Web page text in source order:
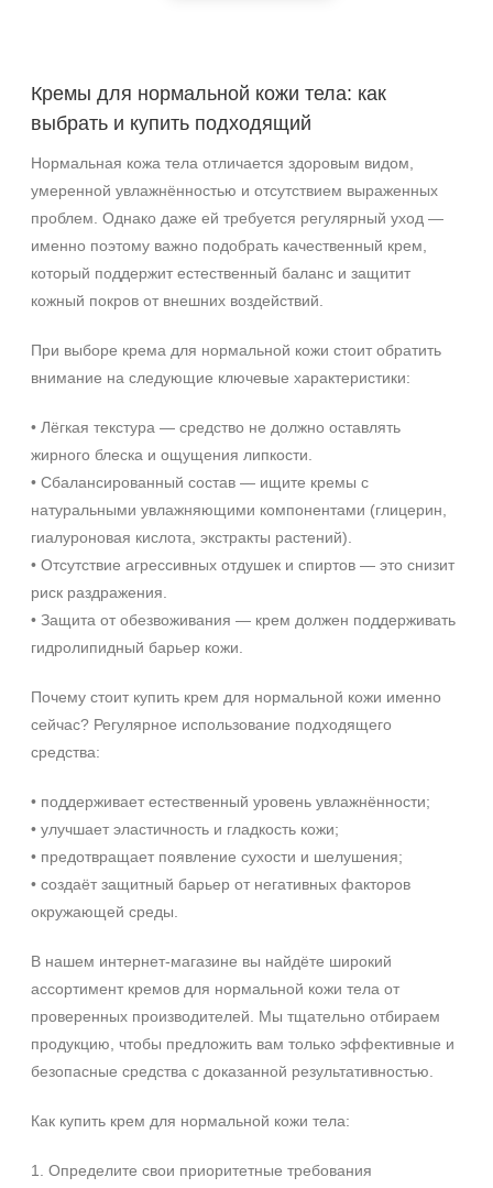
Кремы для нормальной кожи тела: как
выбрать и купить подходящий
Нормальная кожа тела отличается здоровым видом,
умеренной увлажнённостью и отсутствием выраженных
проблем. Однако даже ей требуется регулярный уход —
именно поэтому важно подобрать качественный крем,
который поддержит естественный баланс и защитит
кожный покров от внешних воздействий.
При выборе крема для нормальной кожи стоит обратить
внимание на следующие ключевые характеристики:
• Лёгкая текстура — средство не должно оставлять
жирного блеска и ощущения липкости.
• Сбалансированный состав — ищите кремы с
натуральными увлажняющими компонентами (глицерин,
гиалуроновая кислота, экстракты растений).
• Отсутствие агрессивных отдушек и спиртов — это снизит
риск раздражения.
• Защита от обезвоживания — крем должен поддерживать
гидролипидный барьер кожи.
Почему стоит купить крем для нормальной кожи именно
сейчас? Регулярное использование подходящего
средства:
• поддерживает естественный уровень увлажнённости;
• улучшает эластичность и гладкость кожи;
• предотвращает появление сухости и шелушения;
• создаёт защитный барьер от негативных факторов
окружающей среды.
В нашем интернет-магазине вы найдёте широкий
ассортимент кремов для нормальной кожи тела от
проверенных производителей. Мы тщательно отбираем
продукцию, чтобы предложить вам только эффективные и
безопасные средства с доказанной результативностью.
Как купить крем для нормальной кожи тела:
1. Определите свои приоритетные требования